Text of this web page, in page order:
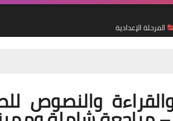
المرحلة الإعدادية
والنصوص